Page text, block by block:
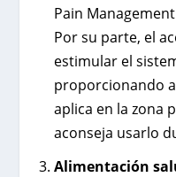
Pain
Por su parte, el
estimular el
proporcionando
aplica en la zona
aconseja usarlo
Alimentación